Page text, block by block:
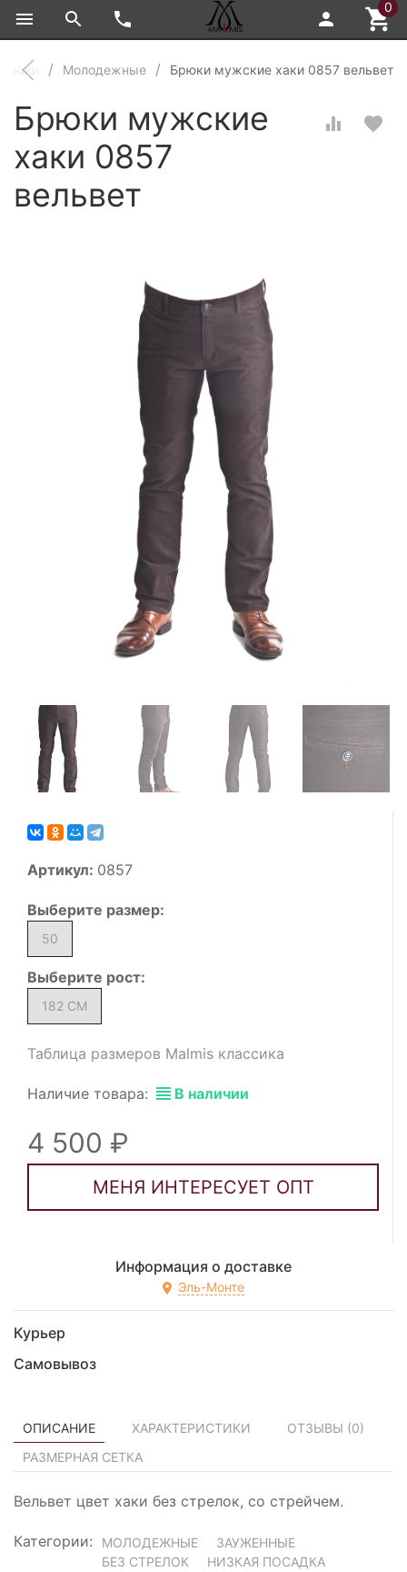
0
Молодежные Брюки мужские хаки 0857 вельвет
Брюки мужские
хаки 0857
вельвет
Артикул: 0857
Выберите размер:
50
Выберите рост:
182 СМ
Таблица размеров Malmis классика
Наличие товара: В наличии
4 500
Информация о доставке
Эль-Монте
Курьер
Самовывоз
ОПИСАНИЕ ХАРАКТЕРИСТИКИ ОТЗЫВЫ (0)
РАЗМЕРНАЯ СЕТКА
Вельвет цвет хаки без стрелок, со стрейчем.
Категории: МОЛОДЕЖНЫЕ
ЗАУЖЕННЫЕ
БЕЗ СТРЕЛОК
НИЗКАЯ ПОСАДКА